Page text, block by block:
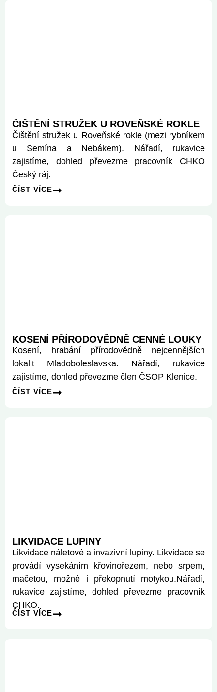
ČIŠTĚNÍ STRUŽEK U ROVEŇSKÉ ROKLE
Čištění stružek u Roveňské rokle (mezi rybníkem
u Semína a Nebákem). Nářadí, rukavice
zajistíme, dohled převezme pracovník CHKO
Český ráj.
ČÍST VÍCE
KOSENÍ PŘÍRODOVĚDNĚ CENNÉ LOUKY
Kosení, hrabání přírodovědně nejcennějších
lokalit Mladoboleslavska. Nářadí, rukavice
zajistíme, dohled převezme člen ČSOP Klenice.
ČÍST VÍCE
LIKVIDACE LUPINY
Likvidace náletové a invazivní lupiny. Likvidace se
provádí vysekáním křovinořezem, nebo srpem,
mačetou, možné i překopnutí motykou.Nářadí,
rukavice zajistíme, dohled převezme pracovník
CHKO.
ČÍST VÍCE